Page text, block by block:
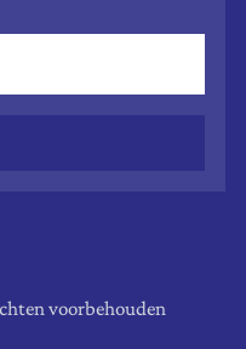
voorbehouden